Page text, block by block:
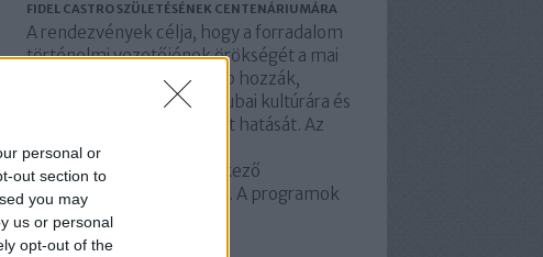
personal or
out section to
you may
us or personal
opt-out of the
FIDEL CASTRO SZÜLETÉSÉNEK CENTENÁRIUMÁRA
A rendezvények célja, hogy a forradalom
történelmi vezetőjének örökségét a mai
generációkhoz is közelebb hozzák,
miközben bemutatják a kubai kultúrára és
művészeti életre gyakorolt hatását. Az
augusztus 13-án kezdődő
ünnepségsorozat a következő
hónapokban is folytatódik. A programok
között…
cubasolidaridad.blog.hu